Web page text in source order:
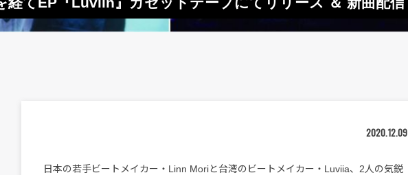
2020.12.09
日本の若手ビートメイカー・Linn Moriと台湾のビートメイカー・Luviia、2人の気鋭